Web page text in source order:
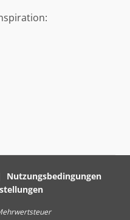
Nutzungsbedingungen